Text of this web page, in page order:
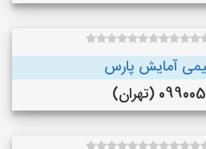
آمایش پارس
(تهران)